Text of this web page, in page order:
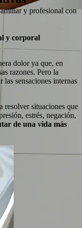
y profesional con
y corporal
dolor ya que, en
razones. Pero la
las sensaciones internas
resolver situaciones que
estrés, negación,
de una vida más